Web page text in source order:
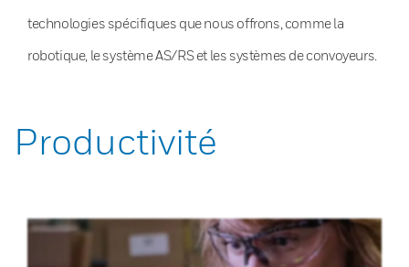
technologies spécifiques que nous offrons, comme la
robotique, le système AS/RS et les systèmes de convoyeurs.
Productivité